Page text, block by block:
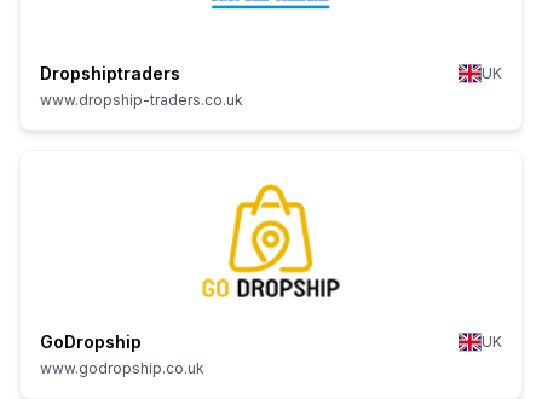
Dropshiptraders
UK
www.dropship-traders.co.uk
GoDropship
UK
www.godropship.co.uk